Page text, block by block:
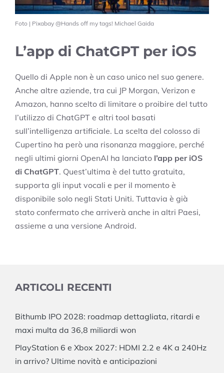
Foto | Pixabay @Hands off my tags! Michael Gaida
L’app di ChatGPT per iOS
Quello di Apple non è un caso unico nel suo genere.
Anche altre aziende, tra cui JP Morgan, Verizon e
Amazon, hanno scelto di limitare o proibire del tutto
l’utilizzo di ChatGPT e altri tool basati
sull’intelligenza artificiale. La scelta del colosso di
Cupertino ha però una risonanza maggiore, perché
negli ultimi giorni OpenAI ha lanciato l’app per iOS
di ChatGPT. Quest’ultima è del tutto gratuita,
supporta gli input vocali e per il momento è
disponibile solo negli Stati Uniti. Tuttavia è già
stato confermato che arriverà anche in altri Paesi,
assieme a una versione Android.
ARTICOLI RECENTI
Bithumb IPO 2028: roadmap dettagliata, ritardi e
maxi multa da 36,8 miliardi won
PlayStation 6 e Xbox 2027: HDMI 2.2 e 4K a 240Hz
in arrivo? Ultime novità e anticipazioni